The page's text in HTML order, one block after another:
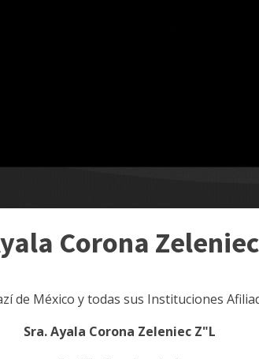
Corona
de México y todas sus Instituciones
Sra. Ayala Corona Zeleniec Z"L